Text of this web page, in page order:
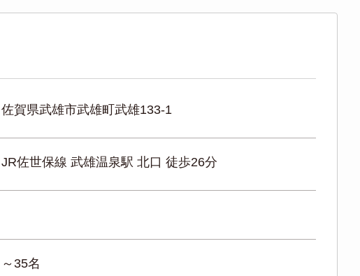
佐賀県武雄市武雄町武雄133-1
JR佐世保線 武雄温泉駅 北口 徒歩26分
～35名